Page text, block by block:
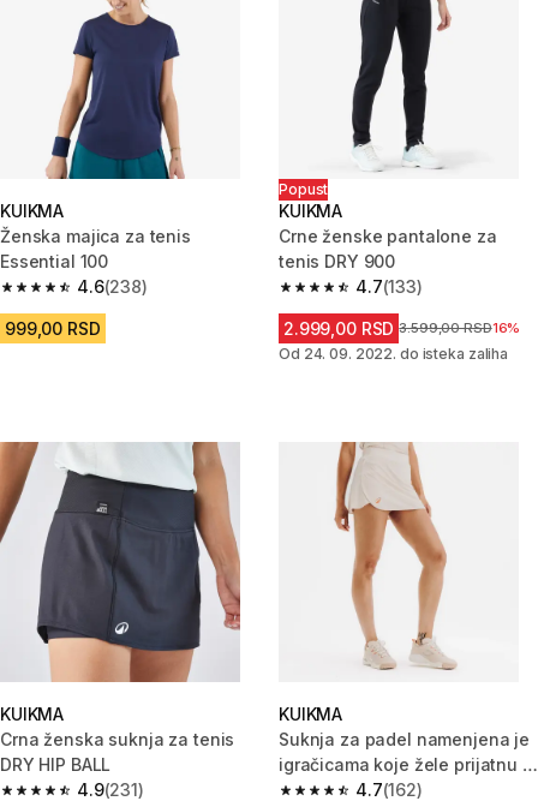
KUIKMA
Ženska majica za tenis
Essential 100
4.6
4.6 od 5 zvezdica from 238 Recenzije
(238)
999,00 RSD
Popust
KUIKMA
Crne ženske pantalone za
tenis DRY 900
4.7
4.7 od 5 zvezdica from 133
(133)
2.999,00 RSD Cena pre sniženja
3.599,00 RSD16%
Od 24. 09. 2022. do isteka zaliha
KUIKMA
Crna ženska suknja za tenis
DRY HIP BALL
4.9(231)
KUIKMA
Suknja za padel namenjena je
igračicama koje žele prijatnu i
prozračnu suknju.
4.7(162)